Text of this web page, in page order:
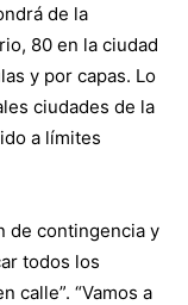
de la
80 en la ciudad
y por capas. Lo
ciudades de la
a límites
de contingencia y
todos los
calle”. “Vamos a